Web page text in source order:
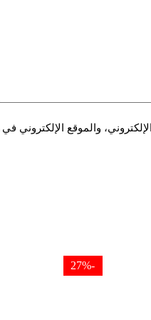
والموقع الإلكتروني
-27%